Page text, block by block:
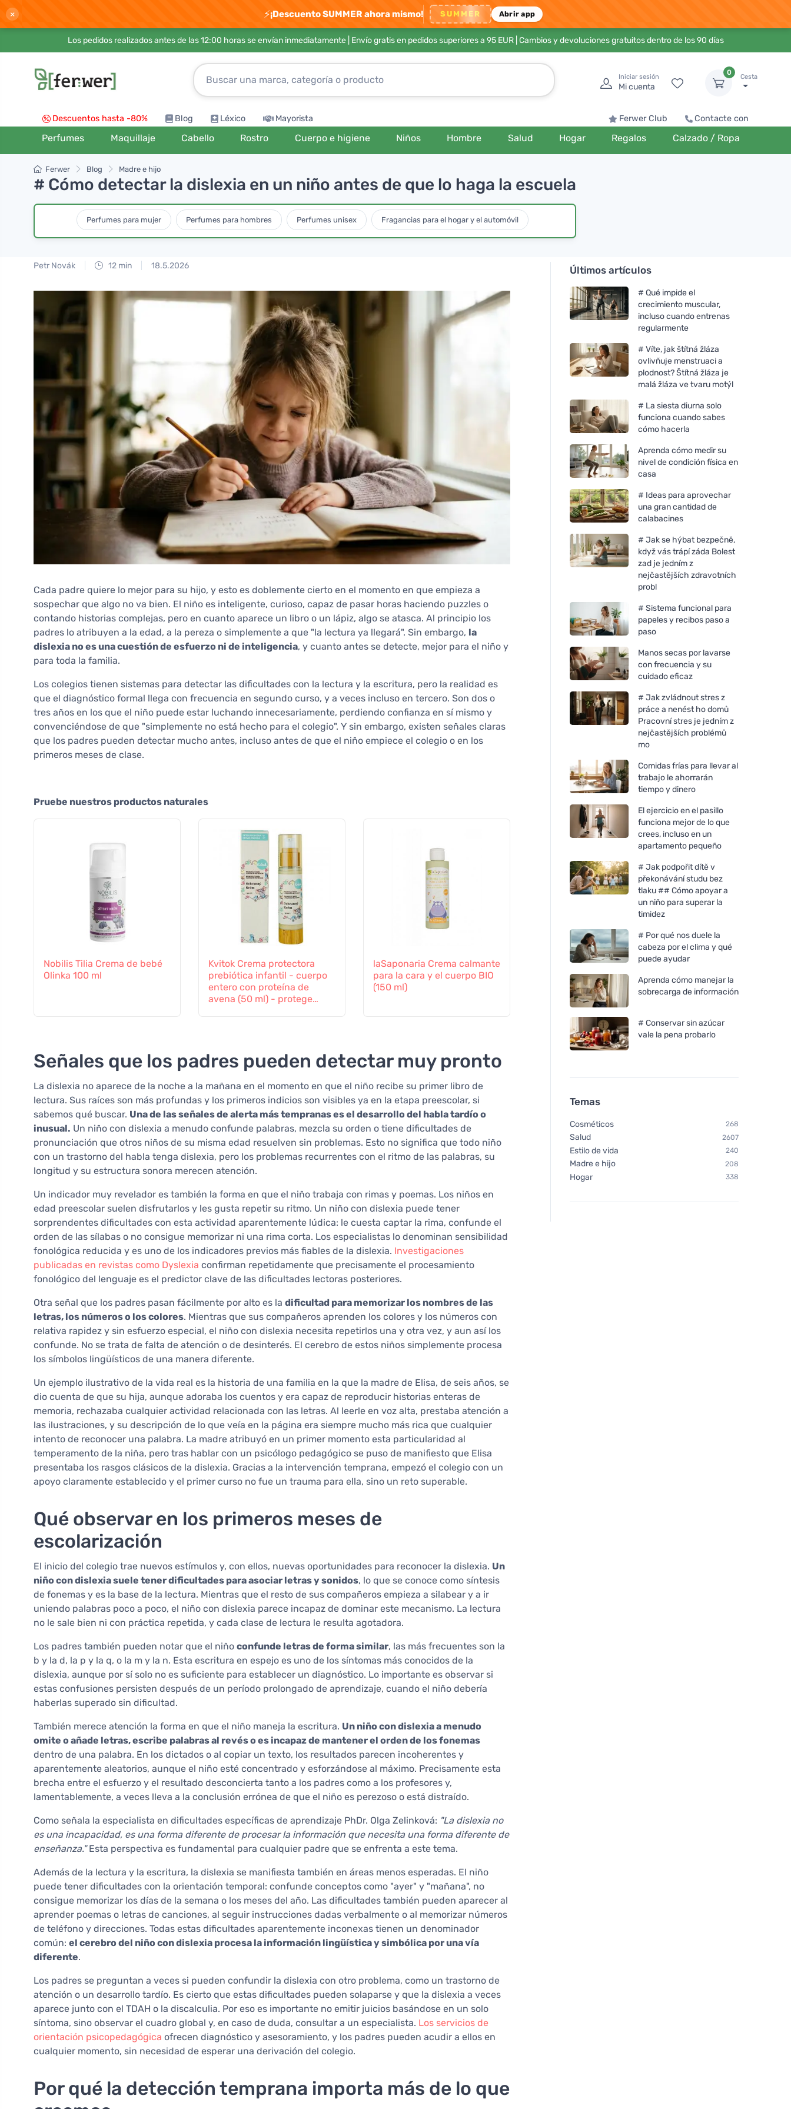
× ⚡¡Descuento SUMMER ahora mismo! SUMMER Abrir app
Los pedidos realizados antes de las 12:00 horas se envían inmediatamente | Envío gratis en pedidos superiores a 95 EUR| Cambios y devoluciones gratuitos dentro de los 90 días
Iniciar sesión
Mi cuenta
0
Cesta
Descuentos hasta -80% Blog Léxico Mayorista Ferwer Club Contacte con
Perfumes Maquillaje Cabello Rostro Cuerpo e higiene Niños Hombre Salud Hogar Regalos Calzado / Ropa
Ferwer Blog Madre e hijo
# Cómo detectar la dislexia en un niño antes de que lo haga la escuela
Perfumes para mujer Perfumes para hombres Perfumes unisex Fragancias para el hogar y el automóvil
Petr Novák 12 min 18.5.2026
Cada padre quiere lo mejor para su hijo, y esto es doblemente cierto en el momento en que empieza a
sospechar que algo no va bien. El niño es inteligente, curioso, capaz de pasar horas haciendo puzzles o
contando historias complejas, pero en cuanto aparece un libro o un lápiz, algo se atasca. Al principio los
padres lo atribuyen a la edad, a la pereza o simplemente a que "la lectura ya llegará". Sin embargo, la
dislexia no es una cuestión de esfuerzo ni de inteligencia, y cuanto antes se detecte, mejor para el niño y
para toda la familia.
Los colegios tienen sistemas para detectar las dificultades con la lectura y la escritura, pero la realidad es
que el diagnóstico formal llega con frecuencia en segundo curso, y a veces incluso en tercero. Son dos o
tres años en los que el niño puede estar luchando innecesariamente, perdiendo confianza en sí mismo y
convenciéndose de que "simplemente no está hecho para el colegio". Y sin embargo, existen señales claras
que los padres pueden detectar mucho antes, incluso antes de que el niño empiece el colegio o en los
primeros meses de clase.
Pruebe nuestros productos naturales
Nobilis Tilia Crema de bebé
Olinka 100 ml
Kvitok Crema protectora
prebiótica infantil - cuerpo
entero con proteína de
avena (50 ml) - protege
laSaponaria Crema calmante
para la cara y el cuerpo BIO
(150 ml)
Señales que los padres pueden detectar muy pronto
La dislexia no aparece de la noche a la mañana en el momento en que el niño recibe su primer libro de
lectura. Sus raíces son más profundas y los primeros indicios son visibles ya en la etapa preescolar, si
sabemos qué buscar. Una de las señales de alerta más tempranas es el desarrollo del habla tardío o
inusual. Un niño con dislexia a menudo confunde palabras, mezcla su orden o tiene dificultades de
pronunciación que otros niños de su misma edad resuelven sin problemas. Esto no significa que todo niño
con un trastorno del habla tenga dislexia, pero los problemas recurrentes con el ritmo de las palabras, su
longitud y su estructura sonora merecen atención.
Un indicador muy revelador es también la forma en que el niño trabaja con rimas y poemas. Los niños en
edad preescolar suelen disfrutarlos y les gusta repetir su ritmo. Un niño con dislexia puede tener
sorprendentes dificultades con esta actividad aparentemente lúdica: le cuesta captar la rima, confunde el
orden de las sílabas o no consigue memorizar ni una rima corta. Los especialistas lo denominan sensibilidad
fonológica reducida y es uno de los indicadores previos más fiables de la dislexia. Investigaciones
publicadas en revistas como Dyslexia confirman repetidamente que precisamente el procesamiento
fonológico del lenguaje es el predictor clave de las dificultades lectoras posteriores.
Otra señal que los padres pasan fácilmente por alto es la dificultad para memorizar los nombres de las
letras, los números o los colores. Mientras que sus compañeros aprenden los colores y los números con
relativa rapidez y sin esfuerzo especial, el niño con dislexia necesita repetirlos una y otra vez, y aun así los
confunde. No se trata de falta de atención o de desinterés. El cerebro de estos niños simplemente procesa
los símbolos lingüísticos de una manera diferente.
Un ejemplo ilustrativo de la vida real es la historia de una familia en la que la madre de Elisa, de seis años, se
dio cuenta de que su hija, aunque adoraba los cuentos y era capaz de reproducir historias enteras de
memoria, rechazaba cualquier actividad relacionada con las letras. Al leerle en voz alta, prestaba atención a
las ilustraciones, y su descripción de lo que veía en la página era siempre mucho más rica que cualquier
intento de reconocer una palabra. La madre atribuyó en un primer momento esta particularidad al
temperamento de la niña, pero tras hablar con un psicólogo pedagógico se puso de manifiesto que Elisa
presentaba los rasgos clásicos de la dislexia. Gracias a la intervención temprana, empezó el colegio con un
apoyo claramente establecido y el primer curso no fue un trauma para ella, sino un reto superable.
Qué observar en los primeros meses de
escolarización
El inicio del colegio trae nuevos estímulos y, con ellos, nuevas oportunidades para reconocer la dislexia. Un
niño con dislexia suele tener dificultades para asociar letras y sonidos, lo que se conoce como síntesis
de fonemas y es la base de la lectura. Mientras que el resto de sus compañeros empieza a silabear y a ir
uniendo palabras poco a poco, el niño con dislexia parece incapaz de dominar este mecanismo. La lectura
no le sale bien ni con práctica repetida, y cada clase de lectura le resulta agotadora.
Los padres también pueden notar que el niño confunde letras de forma similar, las más frecuentes son la
b y la d, la p y la q, o la m y la n. Esta escritura en espejo es uno de los síntomas más conocidos de la
dislexia, aunque por sí solo no es suficiente para establecer un diagnóstico. Lo importante es observar si
estas confusiones persisten después de un período prolongado de aprendizaje, cuando el niño debería
haberlas superado sin dificultad.
También merece atención la forma en que el niño maneja la escritura. Un niño con dislexia a menudo
omite o añade letras, escribe palabras al revés o es incapaz de mantener el orden de los fonemas
dentro de una palabra. En los dictados o al copiar un texto, los resultados parecen incoherentes y
aparentemente aleatorios, aunque el niño esté concentrado y esforzándose al máximo. Precisamente esta
brecha entre el esfuerzo y el resultado desconcierta tanto a los padres como a los profesores y,
lamentablemente, a veces lleva a la conclusión errónea de que el niño es perezoso o está distraído.
Como señala la especialista en dificultades específicas de aprendizaje PhDr. Olga Zelinková: "La dislexia no
es una incapacidad, es una forma diferente de procesar la información que necesita una forma diferente de
enseñanza."Esta perspectiva es fundamental para cualquier padre que se enfrenta a este tema.
Además de la lectura y la escritura, la dislexia se manifiesta también en áreas menos esperadas. El niño
puede tener dificultades con la orientación temporal: confunde conceptos como "ayer" y "mañana", no
consigue memorizar los días de la semana o los meses del año. Las dificultades también pueden aparecer al
aprender poemas o letras de canciones, al seguir instrucciones dadas verbalmente o al memorizar números
de teléfono y direcciones. Todas estas dificultades aparentemente inconexas tienen un denominador
común: el cerebro del niño con dislexia procesa la información lingüística y simbólica por una vía
diferente.
Los padres se preguntan a veces si pueden confundir la dislexia con otro problema, como un trastorno de
atención o un desarrollo tardío. Es cierto que estas dificultades pueden solaparse y que la dislexia a veces
aparece junto con el TDAH o la discalculia. Por eso es importante no emitir juicios basándose en un solo
síntoma, sino observar el cuadro global y, en caso de duda, consultar a un especialista. Los servicios de
orientación psicopedagógica ofrecen diagnóstico y asesoramiento, y los padres pueden acudir a ellos en
cualquier momento, sin necesidad de esperar una derivación del colegio.
Por qué la detección temprana importa más de lo que
Últimos artículos
# Qué impide el
crecimiento muscular,
incluso cuando entrenas
regularmente
# Víte, jak štítná žláza
ovlivňuje menstruaci a
plodnost? Štítná žláza je
malá žláza ve tvaru motýl
# La siesta diurna solo
funciona cuando sabes
cómo hacerla
Aprenda cómo medir su
nivel de condición física en
casa
# Ideas para aprovechar
una gran cantidad de
calabacines
# Jak se hýbat bezpečně,
když vás trápí záda Bolest
zad je jedním z
nejčastějších zdravotních
probl
# Sistema funcional para
papeles y recibos paso a
paso
Manos secas por lavarse
con frecuencia y su
cuidado eficaz
# Jak zvládnout stres z
práce a nenést ho domů
Pracovní stres je jedním z
nejčastějších problémů
mo
Comidas frías para llevar al
trabajo le ahorrarán
tiempo y dinero
El ejercicio en el pasillo
funciona mejor de lo que
crees, incluso en un
apartamento pequeño
# Jak podpořit dítě v
překonávání studu bez
tlaku ## Cómo apoyar a
un niño para superar la
timidez
# Por qué nos duele la
cabeza por el clima y qué
puede ayudar
Aprenda cómo manejar la
sobrecarga de información
# Conservar sin azúcar
vale la pena probarlo
Temas
Cosméticos 268
Salud 2607
Estilo de vida 240
Madre e hijo 208
Hogar 338